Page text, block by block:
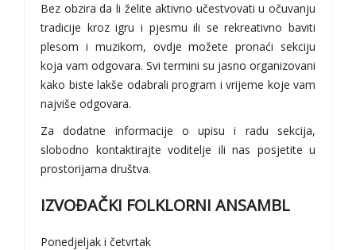
Bez obzira da li želite aktivno učestvovati u očuvanju
tradicije kroz igru i pjesmu ili se rekreativno baviti
plesom i muzikom, ovdje možete pronaći sekciju
koja vam odgovara. Svi termini su jasno organizovani
kako biste lakše odabrali program i vrijeme koje vam
najviše odgovara.
Za dodatne informacije o upisu i radu sekcija,
slobodno kontaktirajte voditelje ili nas posjetite u
prostorijama društva.
IZVOĐAČKI FOLKLORNI ANSAMBL
Ponedjeljak i četvrtak